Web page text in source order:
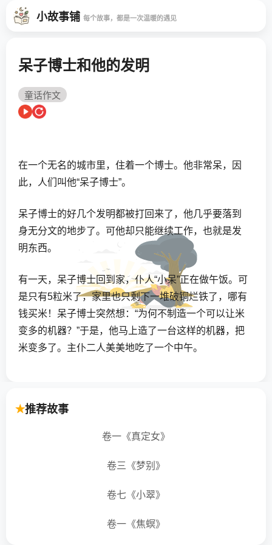
小故事铺 每个故事，都是一次温暖的遇见
呆子博士和他的发明
童话作文
在一个无名的城市里，住着一个博士。他非常呆，因
此，人们叫他“呆子博士”。
呆子博士的好几个发明都被打回来了，他几乎要落到
身无分文的地步了。可他却只能继续工作，也就是发
明东西。
有一天，呆子博士回到家，仆人“小呆”正在做午饭。可
是只有5粒米了，家里也只剩下一堆破铜烂铁了，哪有
钱买米！呆子博士突然想：“为何不制造一个可以让米
变多的机器？”于是，他马上造了一台这样的机器，把
米变多了。主仆二人美美地吃了一个中午。
“呆子博士，你快回来吧，一只苍蝇不小心启动了机
推荐故事
卷一《真定女》
卷三《梦别》
卷七《小翠》
卷一《焦螟》